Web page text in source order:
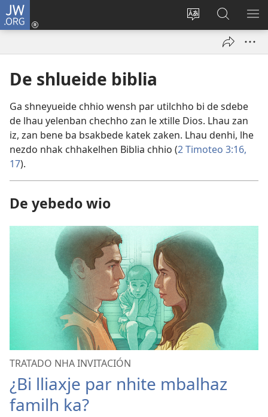
JW.ORG
Bsha
Iniciar
sesión
Beyilj
le
JW.ORG
De shlueide biblia
Ga shneyueide chhio wensh par utilchho bi de sdebe
de lhau yelenban chechho zan le xtille Dios. Lhau zan
iz, zan bene ba bsakbede katek zaken. Lhau denhi, lhe
nezdo nhak chhakelhen Biblia chhio (2 Timoteo 3:16,
17).
De yebedo wio
TRATADO NHA INVITACIÓN
¿Bi lliaxje par nhite mbalhaz
familh ka?